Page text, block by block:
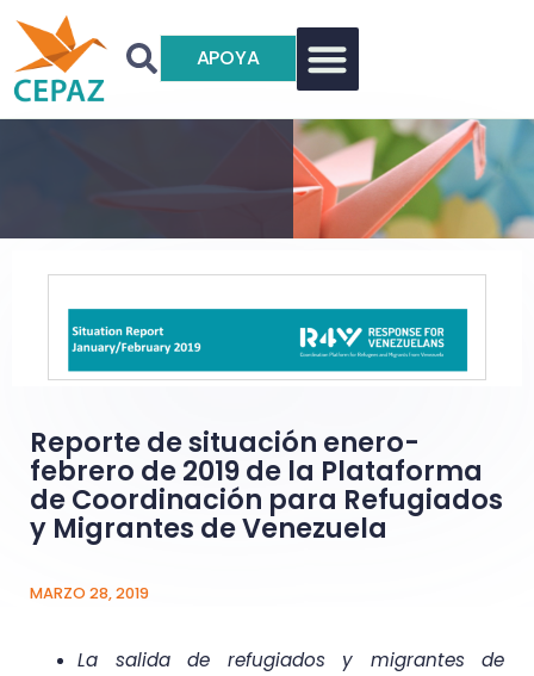
APOYA
Reporte de situación enero-
febrero de 2019 de la Plataforma
de Coordinación para Refugiados
y Migrantes de Venezuela
MARZO 28, 2019
La salida de refugiados y migrantes de